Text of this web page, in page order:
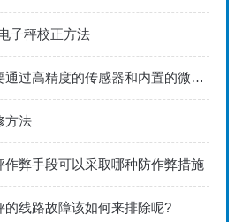
子秤校正方法
智能电子秤主要通过高精度的传感器和内置的微处理器来工作
方法
作弊手段可以采取哪种防作弊措施
的线路故障该如何来排除呢?